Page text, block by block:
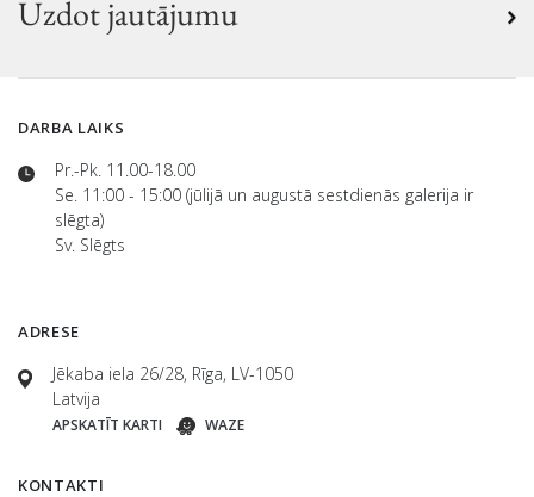
Uzdot jautājumu
DARBA LAIKS
Pr.-Pk. 11.00-18.00
Se. 11:00 - 15:00 (jūlijā un augustā sestdienās galerija ir
slēgta)
Sv. Slēgts
ADRESE
Jēkaba iela 26/28, Rīga, LV-1050
Latvija
APSKATĪT KARTI WAZE
KONTAKTI